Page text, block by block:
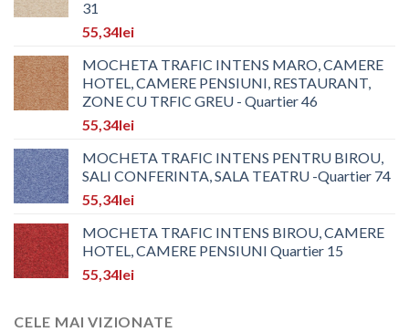
31
55,34lei
MOCHETA TRAFIC INTENS MARO, CAMERE
HOTEL, CAMERE PENSIUNI, RESTAURANT,
ZONE CU TRFIC GREU - Quartier 46
55,34lei
MOCHETA TRAFIC INTENS PENTRU BIROU,
SALI CONFERINTA, SALA TEATRU -Quartier 74
55,34lei
MOCHETA TRAFIC INTENS BIROU, CAMERE
HOTEL, CAMERE PENSIUNI Quartier 15
55,34lei
CELE MAI VIZIONATE